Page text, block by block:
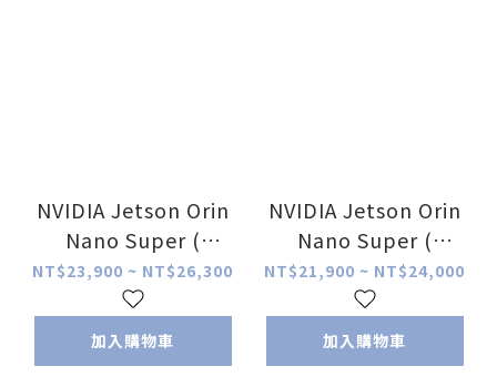
NVIDIA Jetson Orin
Nano Super (
4GB/8GB sub版)迷你
主機套件
NT$23,900 ~ NT$26,300
加入購物車
NVIDIA Jetson Orin
Nano Super (
4GB/8GB sub版)攝影
鏡頭套件
NT$21,900 ~ NT$24,000
加入購物車